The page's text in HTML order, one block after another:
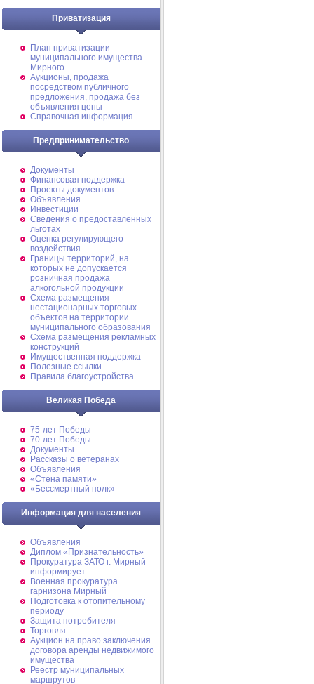
Приватизация
План приватизации
муниципального имущества
Мирного
Аукционы, продажа
посредством публичного
предложения, продажа без
объявления цены
Справочная информация
Предпринимательство
Документы
Финансовая поддержка
Проекты документов
Объявления
Инвестиции
Сведения о предоставленных
льготах
Оценка регулирующего
воздействия
Границы территорий, на
которых не допускается
розничная продажа
алкогольной продукции
Схема размещения
нестационарных торговых
объектов на территории
муниципального образования
Схема размещения рекламных
конструкций
Имущественная поддержка
Полезные ссылки
Правила благоустройства
Великая Победа
75-лет Победы
70-лет Победы
Документы
Рассказы о ветеранах
Объявления
«Стена памяти»
«Бессмертный полк»
Информация для населения
Объявления
Диплом «Признательность»
Прокуратура ЗАТО г. Мирный
информирует
Военная прокуратура
гарнизона Мирный
Подготовка к отопительному
периоду
Защита потребителя
Торговля
Аукцион на право заключения
договора аренды недвижимого
имущества
Реестр муниципальных
маршрутов